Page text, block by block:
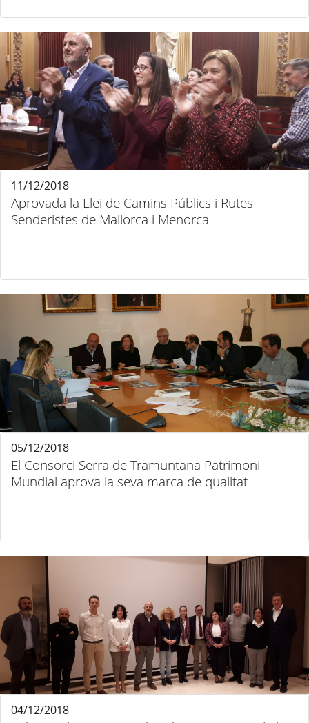
Aprovada la Llei de Camins Públics i Rutes
Senderistes de Mallorca i Menorca
11/12/2018
El Consorci Serra de Tramuntana Patrimoni
Mundial aprova la seva marca de qualitat
05/12/2018
04/12/2018